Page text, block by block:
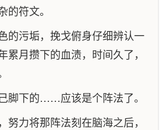
的符文。
的污垢，挽戈俯身仔细辨认一
累月攒下的血渍，时间久了，
脚下的……应该是个阵法了。
努力将那阵法刻在脑海之后，